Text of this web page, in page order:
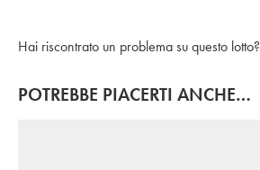
Hai riscontrato un problema su questo lotto?
POTREBBE PIACERTI ANCHE…